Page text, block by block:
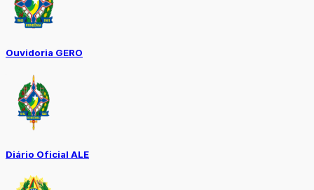
Ouvidoria GERO
Diário Oficial ALE